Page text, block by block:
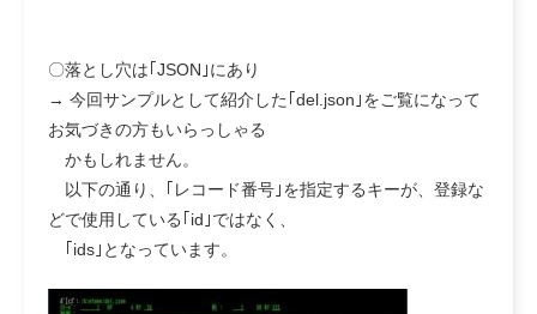
〇落とし穴は｢JSON｣にあり
→ 今回サンプルとして紹介した｢del.json｣をご覧になって
お気づきの方もいらっしゃる
かもしれません。
以下の通り、｢レコード番号｣を指定するキーが、登録な
どで使用している｢id｣ではなく、
｢ids｣となっています。